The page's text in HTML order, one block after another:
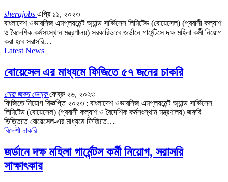
sherajobs এপ্রি ১১, ২০২৩
বাংলাদেশ ওভারসিজ এমপ্লয়মেন্ট অ্যান্ড সার্ভিসেস লিমিটেড (বোয়েসেল) (প্রবাসী কল্যাণ
ও বৈদেশিক কর্মসংস্থান মন্ত্রণালয়) সরকারিভাবে জর্ডানে গার্মেন্টসে দক্ষ মহিলা কর্মী নিয়োগ
করা হবে সরাসরি…
Latest News
বোয়েসেল এর মাধ্যমে ফিজিতে ৫৭ জনের চাকরি
সেরা জবস ডেস্কফেব্রু ২৬, ২০২৩
ফিজিতে নিয়োগ বিজ্ঞপ্তি ২০২৩ : বাংলাদেশ ওভারসিজ এমপ্লয়মেন্ট অ্যান্ড সার্ভিসেস
লিমিটেড (বোয়েসেল) (প্রবাসী কল্যাণ ও বৈদেশিক কর্মসংস্থান মন্ত্রণালয়) জরুরি
ভিত্তিতে বোয়েসেল-এর মাধ্যমে ফিজিতে…
বিদেশী চাকরি
জর্ডানে দক্ষ মহিলা গার্মেন্টস কর্মী নিয়োগ, সরাসরি
সাক্ষাৎকার